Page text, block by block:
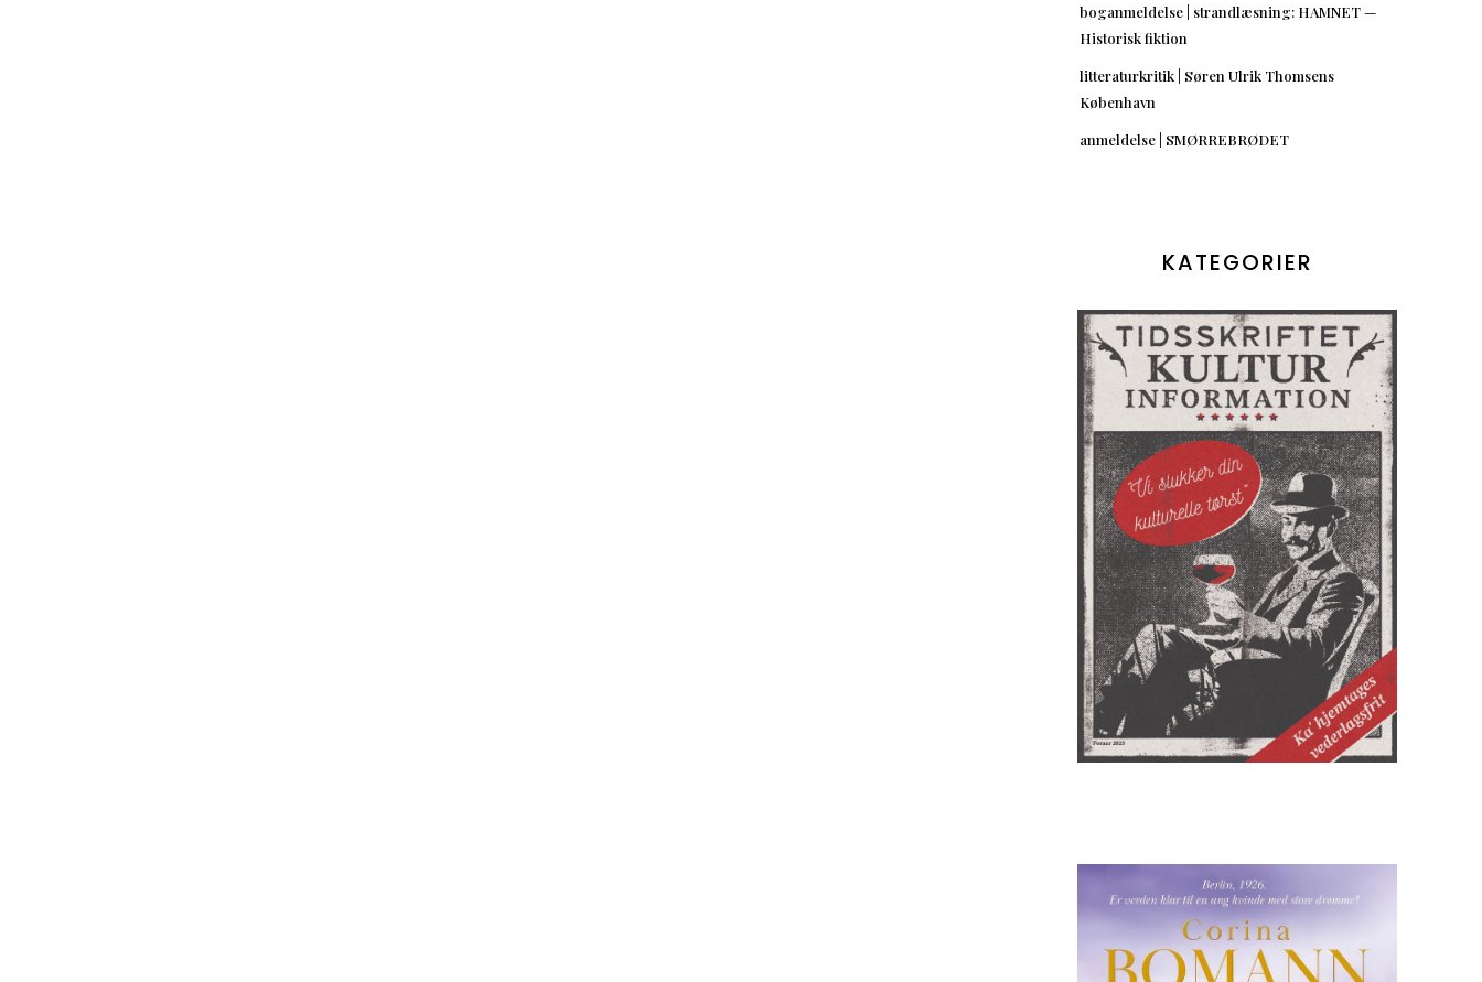
boganmeldelse | strandlæsning: HAMNET —
Historisk fiktion
litteraturkritik | Søren Ulrik Thomsens
København
anmeldelse | SMØRREBRØDET
KATEGORIER